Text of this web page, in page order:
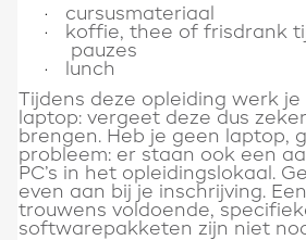
· cursusmateriaal
·
koffie, thee of frisdrank
pauzes
·
lunch
Tijdens deze opleiding werk
laptop: vergeet deze dus
brengen. Heb je geen laptop,
probleem: er staan ook een
PC’s in het opleidingslokaal.
even aan bij je inschrijving.
trouwens voldoende,
softwarepakketen zijn niet